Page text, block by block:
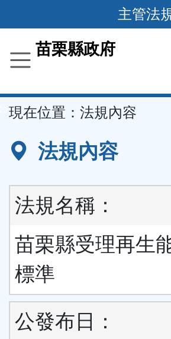
到
要
容
區
主管法
苗栗縣政府
現在位置： 法規內容
法規內容
法規名稱：
苗栗縣受理再生
標準
公發布日：